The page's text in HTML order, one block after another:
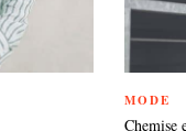
MODE
Chemise